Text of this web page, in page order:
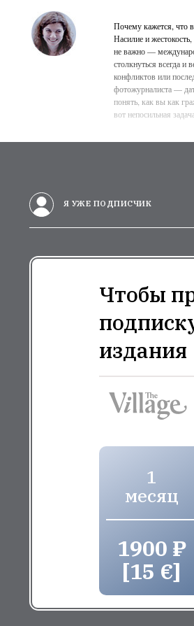
Почему кажется, что
Насилие и
не важно —
столкнуться всегда
конфликтов или
фотожурналиста —
понять, как вы как
вот непосильная
Я УЖЕ ПОДПИСЧИК
Чтобы
издания
1
месяц
1900 ₽
[15 €]